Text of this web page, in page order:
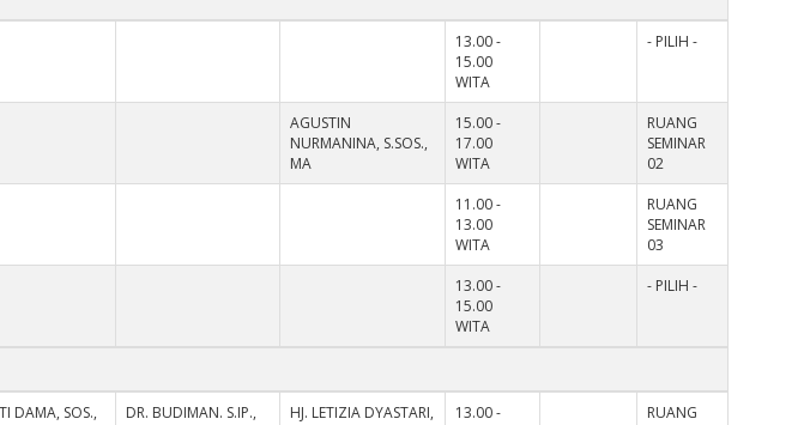
13.00 -
15.00
WITA
- PILIH -
AGUSTIN
NURMANINA, S.SOS.,
MA
15.00 -
17.00
WITA
RUANG
SEMINAR
02
11.00 -
13.00
WITA
RUANG
SEMINAR
03
13.00 -
15.00
WITA
- PILIH -
DAMA, SOS.,
DR. BUDIMAN. S.IP.,
HJ. LETIZIA DYASTARI,
13.00 -
RUANG